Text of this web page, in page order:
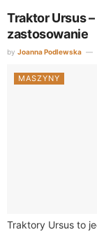
Traktor Ursus
zastosowanie
by Joanna Podlewska
MASZYNY
Traktory Ursus to